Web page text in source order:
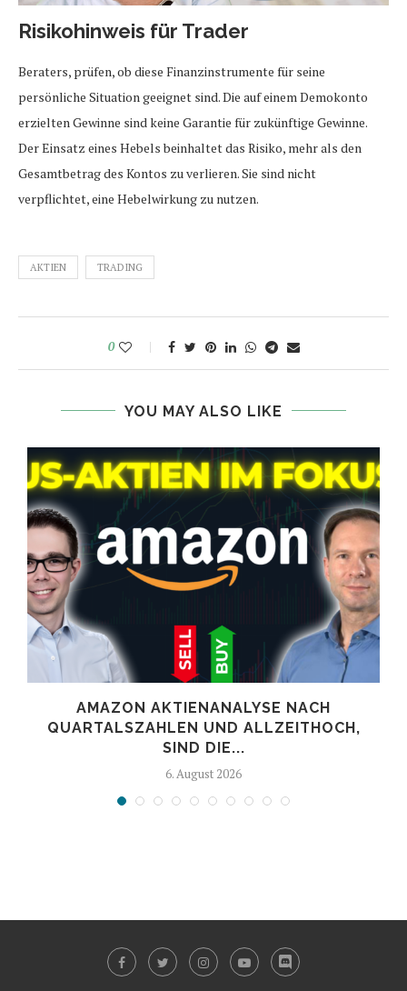
Risikohinweis für Trader
Beraters, prüfen, ob diese Finanzinstrumente für seine
persönliche Situation geeignet sind. Die auf einem Demokonto
erzielten Gewinne sind keine Garantie für zukünftige Gewinne.
Der Einsatz eines Hebels beinhaltet das Risiko, mehr als den
Gesamtbetrag des Kontos zu verlieren. Sie sind nicht
verpflichtet, eine Hebelwirkung zu nutzen.
AKTIEN TRADING
0
YOU MAY ALSO LIKE
AMAZON AKTIENANALYSE NACH
QUARTALSZAHLEN UND ALLZEITHOCH,
SIND DIE...
6. August 2026